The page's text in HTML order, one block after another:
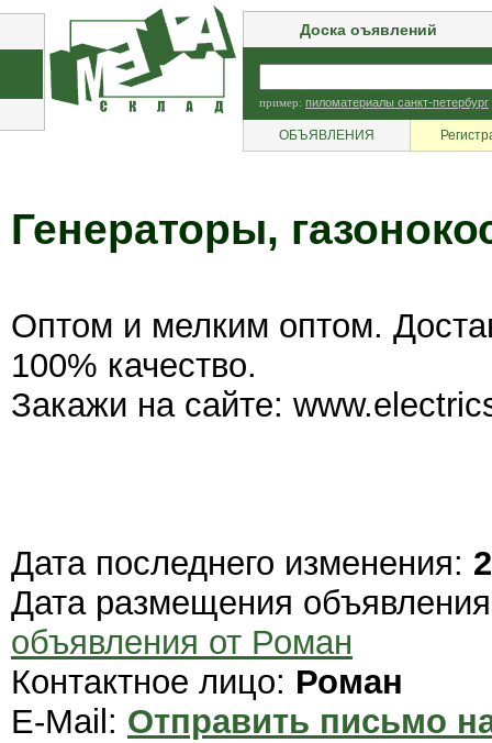
Доска оъявлений
пример: пиломатериалы санкт-петербург
ОБЪЯВЛЕНИЯ
Генераторы,
Оптом и мелким оптом.
100% качество.
Закажи на сайте:
Дата последнего изменения:
Дата размещения
объявления от Роман
Контактное лицо: Роман
E-Mail: Отправить письмо